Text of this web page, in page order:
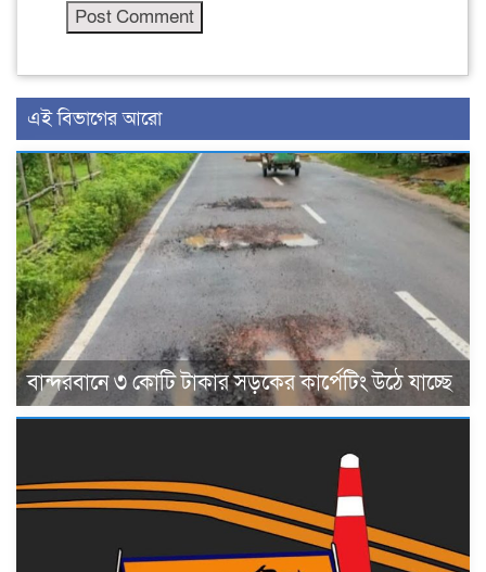
এই বিভাগের আরো
বান্দরবানে ৩ কোটি টাকার সড়কের কার্পেটিং উঠে যাচ্ছে